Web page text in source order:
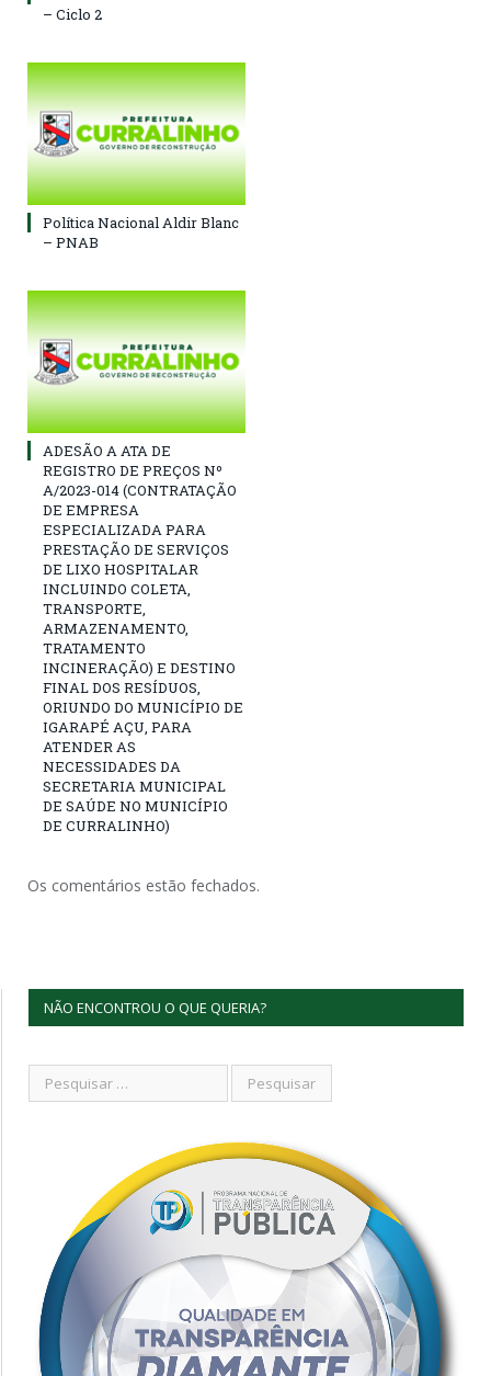
– Ciclo 2
Política Nacional Aldir Blanc
– PNAB
ADESÃO A ATA DE
REGISTRO DE PREÇOS Nº
A/2023-014 (CONTRATAÇÃO
DE EMPRESA
ESPECIALIZADA PARA
PRESTAÇÃO DE SERVIÇOS
DE LIXO HOSPITALAR
INCLUINDO COLETA,
TRANSPORTE,
ARMAZENAMENTO,
TRATAMENTO
INCINERAÇÃO) E DESTINO
FINAL DOS RESÍDUOS,
ORIUNDO DO MUNICÍPIO DE
IGARAPÉ AÇU, PARA
ATENDER AS
NECESSIDADES DA
SECRETARIA MUNICIPAL
DE SAÚDE NO MUNICÍPIO
DE CURRALINHO)
Os comentários estão fechados.
NÃO ENCONTROU O QUE QUERIA?